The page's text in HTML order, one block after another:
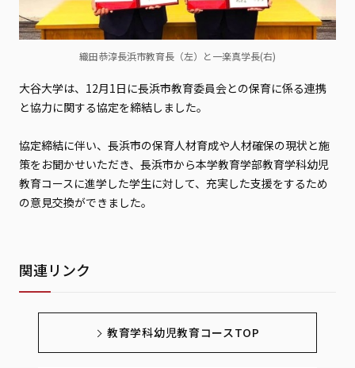
織田恭淳長浜市教育長（左）と一楽真学長(右)
大谷大学は、12月1日に長浜市教育委員会との保育に係る連携
と協力に関する協定を締結しました。
協定締結に伴い、長浜市の保育人材育成や人材確保の現状と施
策をお聞かせいただき、長浜市から本学教育学部教育学科幼児
教育コースに進学した学生に対して、充実した支援をするため
の意見交換ができました。
関連リンク
教育学科幼児教育コースTOP